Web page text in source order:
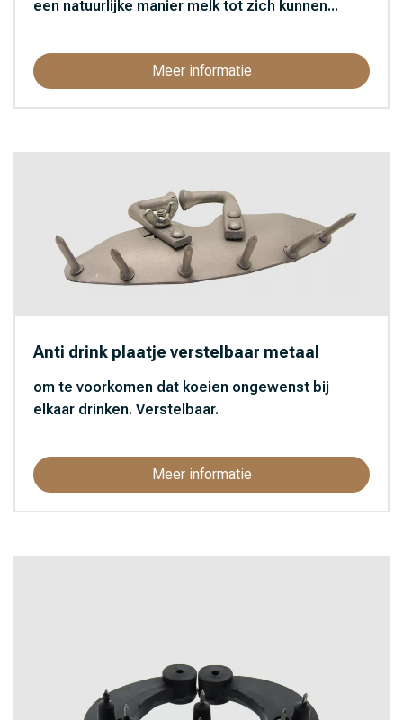
een natuurlijke manier melk tot zich kunnen...
Meer informatie
Anti drink plaatje verstelbaar metaal
om te voorkomen dat koeien ongewenst bij
elkaar drinken. Verstelbaar.
Meer informatie